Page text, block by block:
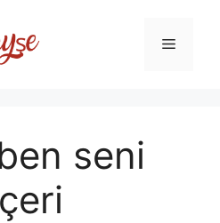
Menu
seni